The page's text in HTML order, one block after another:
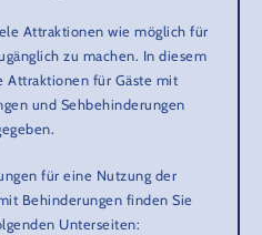
Attraktionen wie möglich für
zu machen. In diesem
Attraktionen für Gäste mit
und Sehbehinderungen
für eine Nutzung der
Behinderungen finden Sie
Unterseiten: